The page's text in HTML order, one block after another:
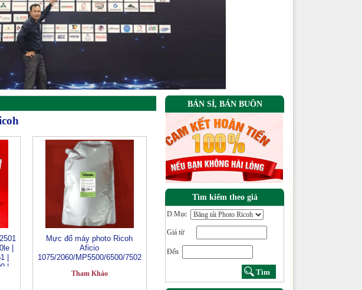
|
|
|
Mực đổ máy photo Ricoh
Aficio
1075/2060/MP5500/6500/7502
Tham Khảo
BÁN SỈ, BÁN BUÔN
Tìm kiếm theo giá
D.Mục
Giá từ
Đến